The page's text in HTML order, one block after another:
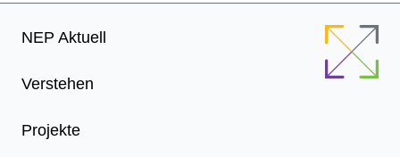
einen stabilen Netzbetrieb (zu Kapitel 4.4.2)
Korridorlängen/Kostenschätzungen aus dem
Footer
NEP Aktuell
Verstehen
Projekte